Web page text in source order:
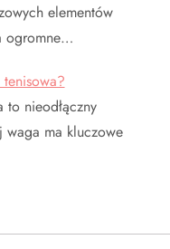
elementów
ogromne…
tenisowa?
to nieodłączny
waga ma kluczowe